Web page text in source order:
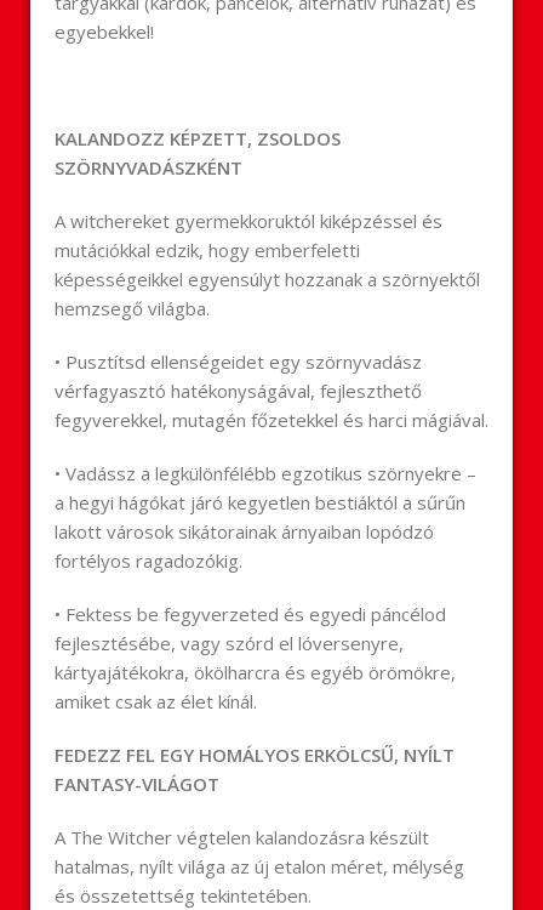
egyebekkel!
KALANDOZZ KÉPZETT, ZSOLDOS
SZÖRNYVADÁSZKÉNT
A witchereket gyermekkoruktól kiképzéssel és
mutációkkal edzik, hogy emberfeletti
képességeikkel egyensúlyt hozzanak a szörnyektől
hemzsegő világba.
• Pusztítsd ellenségeidet egy szörnyvadász
vérfagyasztó hatékonyságával, fejleszthető
fegyverekkel, mutagén főzetekkel és harci mágiával.
• Vadássz a legkülönfélébb egzotikus szörnyekre –
a hegyi hágókat járó kegyetlen bestiáktól a sűrűn
lakott városok sikátorainak árnyaiban lopódzó
fortélyos ragadozókig.
• Fektess be fegyverzeted és egyedi páncélod
fejlesztésébe, vagy szórd el lóversenyre,
kártyajátékokra, ökölharcra és egyéb örömökre,
amiket csak az élet kínál.
FEDEZZ FEL EGY HOMÁLYOS ERKÖLCSŰ, NYÍLT
FANTASY-VILÁGOT
A The Witcher végtelen kalandozásra készült
hatalmas, nyílt világa az új etalon méret, mélység
és összetettség tekintetében.